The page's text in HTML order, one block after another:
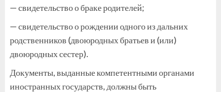
— свидетельство о браке родителей;
— свидетельство о рождении одного из дальних
родственников (двоюродных братьев и (или)
двоюродных сестер).
Документы, выданные компетентными органами
иностранных государств, должны быть